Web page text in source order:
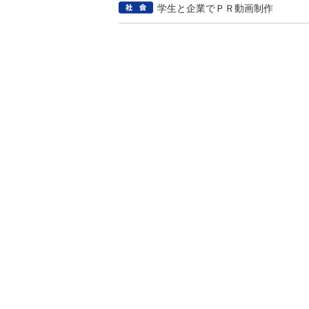
学生と企業でＰＲ動画制作